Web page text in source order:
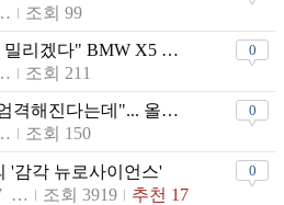
03:04 조회 99
"이러다 7시리즈도 밀리겠다" BMW X5 롱바디, X7보다 더 길어진 이유
01:34 조회 211
0
"2027년부터 기준 엄격해진다는데"... 올해 최대 800만 원까지 받을 수 있는 '전기차 보조금'
00:04 조회 150
0
'감각 뉴로사이언스'
26.08.07 09:38 조회 3919 추천 17
0